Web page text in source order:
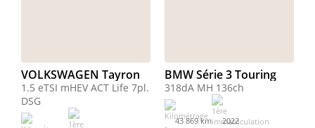
VOLKSWAGEN Tayron
1.5 eTSI mHEV ACT Life 7pl.
DSG
BMW Série 3 Touring
318dA MH 136ch
43 869 km 2022